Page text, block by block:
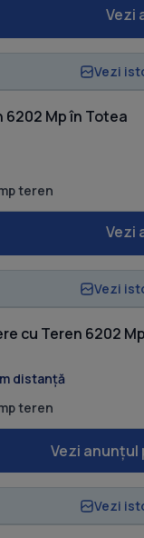
Vezi
Vezi
6202 Mp în Totea
teren
Vezi
Vezi
cu Teren 6202
distanță
teren
Vezi anunțul
Vezi